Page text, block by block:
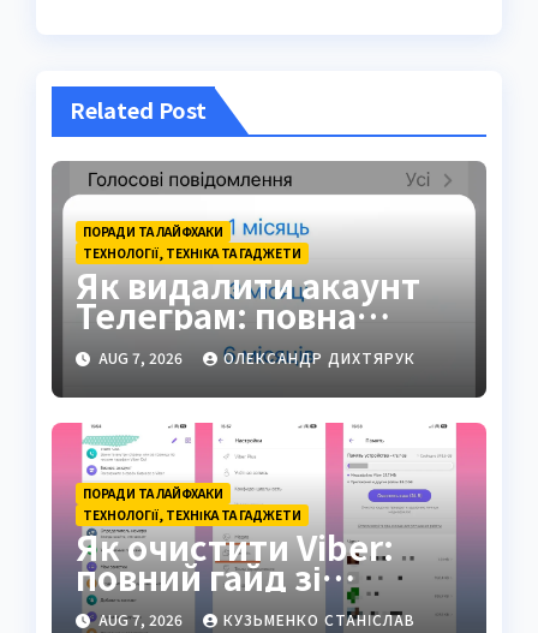
Related Post
ПОРАДИ ТА ЛАЙФХАКИ
ТЕХНОЛОГІЇ, ТЕХНІКА ТА ГАДЖЕТИ
Як видалити акаунт
Телеграм: повна
інструкція на 2026 рік
AUG 7, 2026 ОЛЕКСАНДР ДИХТЯРУК
ПОРАДИ ТА ЛАЙФХАКИ
ТЕХНОЛОГІЇ, ТЕХНІКА ТА ГАДЖЕТИ
Як очистити Viber:
повний гайд зі
звільнення пам’яті
AUG 7, 2026 КУЗЬМЕНКО СТАНІСЛАВ